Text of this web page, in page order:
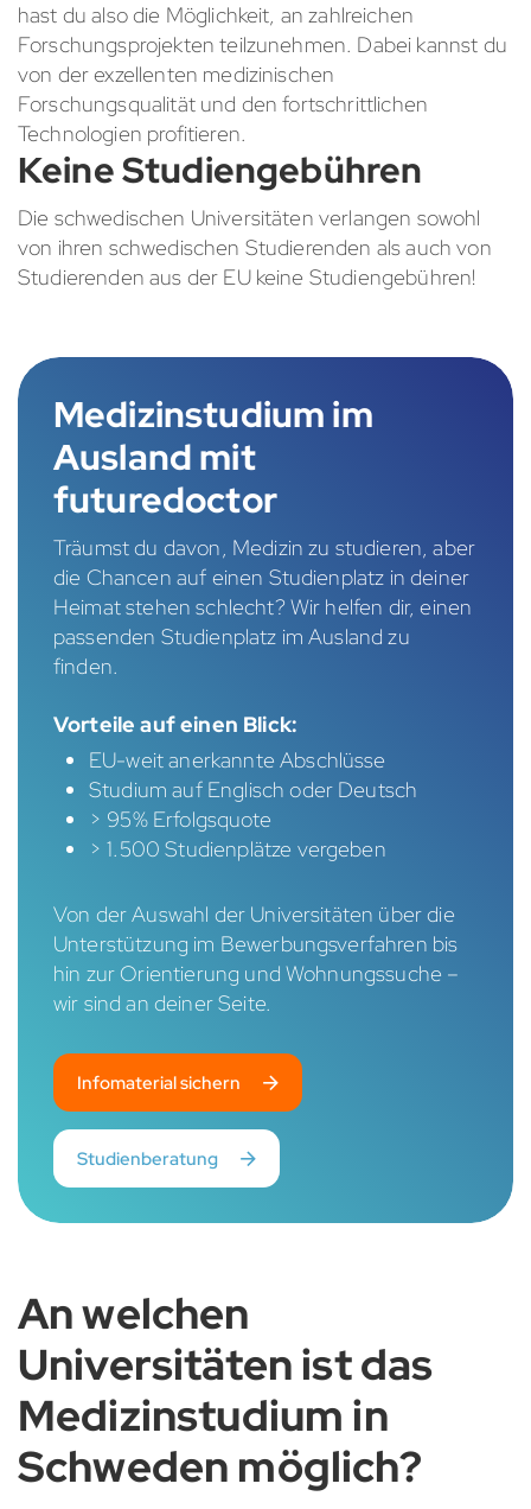
hast du also die Möglichkeit, an zahlreichen
Forschungsprojekten teilzunehmen. Dabei kannst du
von der exzellenten medizinischen
Forschungsqualität und den fortschrittlichen
Technologien profitieren.
Keine Studiengebühren
Die schwedischen Universitäten verlangen sowohl
von ihren schwedischen Studierenden als auch von
Studierenden aus der EU keine Studiengebühren!
Medizinstudium im
Ausland mit
futuredoctor
Träumst du davon, Medizin zu studieren, aber
die Chancen auf einen Studienplatz in deiner
Heimat stehen schlecht? Wir helfen dir, einen
passenden Studienplatz im Ausland zu
finden.
Vorteile auf einen Blick:
EU-weit anerkannte Abschlüsse
Studium auf Englisch oder Deutsch
> 95% Erfolgsquote
> 1.500 Studienplätze vergeben
Von der Auswahl der Universitäten über die
Unterstützung im Bewerbungsverfahren bis
hin zur Orientierung und Wohnungssuche –
wir sind an deiner Seite.
Infomaterial sichern
Studienberatung
An welchen
Universitäten ist das
Medizinstudium in
Schweden möglich?